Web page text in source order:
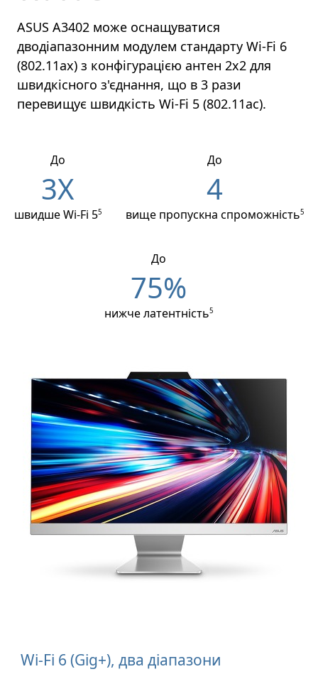
ASUS A3402 може оснащуватися
дводіапазонним модулем стандарту Wi-Fi 6
(802.11ax) з конфігурацією антен 2x2 для
швидкісного з'єднання, що в 3 рази
перевищує швидкість Wi-Fi 5 (802.11ac).
До
3X
швидше Wi-Fi 55
До
4
вище пропускна спроможність5
До
75%
нижче латентність5
Wi-Fi 6 (Gig+), два діапазони